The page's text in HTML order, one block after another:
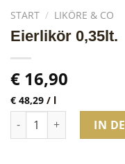
START / LIKÖRE & CO
Eierlikör 0,35lt.
€ 16,90
€ 48,29/ l
Eierlikör 0,35lt. Menge
IN